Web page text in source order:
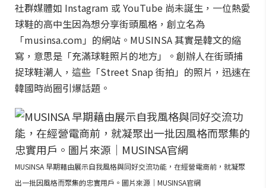
社群媒體如 Instagram 或 YouTube 尚未誕生，一位熱愛
球鞋的高中生因為想分享街頭風格，創立名為
「musinsa.com」的網站。MUSINSA 其實是韓文的縮
寫，意思是「充滿球鞋照片的地方」。創辦人在街頭捕
捉球鞋潮人，這些「Street Snap 街拍」的照片，迅速在
韓國時尚圈引爆話題。
MUSINSA 早期藉由展示自我風格與同好交流功能，在經營電商前，就凝聚
出一批因風格而聚集的忠實用戶。圖片來源｜MUSINSA官網